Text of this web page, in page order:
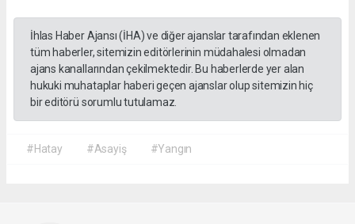
İhlas Haber Ajansı (İHA) ve diğer ajanslar tarafından eklenen
tüm haberler, sitemizin editörlerinin müdahalesi olmadan
ajans kanallarından çekilmektedir. Bu haberlerde yer alan
hukuki muhataplar haberi geçen ajanslar olup sitemizin hiç
bir editörü sorumlu tutulamaz.
#Hatay #Asayiş #Yangın